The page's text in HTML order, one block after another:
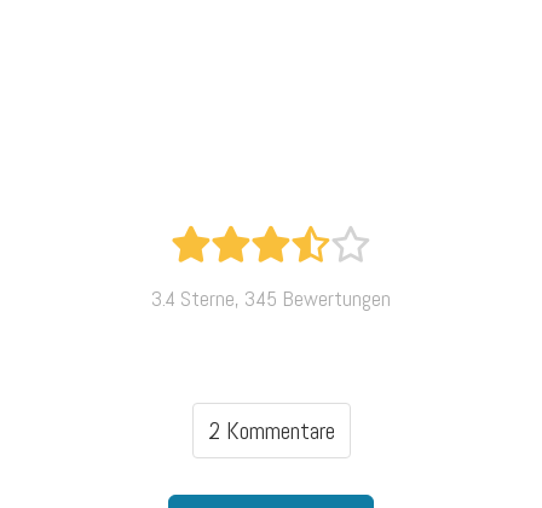
3.4 Sterne, 345 Bewertungen
2 Kommentare